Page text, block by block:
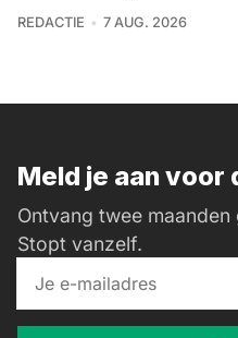
REDACTIE 7 AUG. 2026
Meld je aan voor
Ontvang twee
Stopt vanzelf.